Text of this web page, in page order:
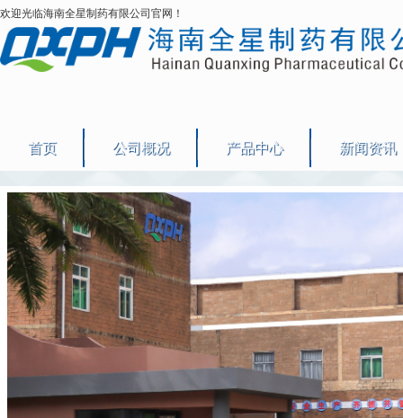
欢迎光临海南全星制药有限公司官网！
首页 公司概况 产品中心 新闻资讯